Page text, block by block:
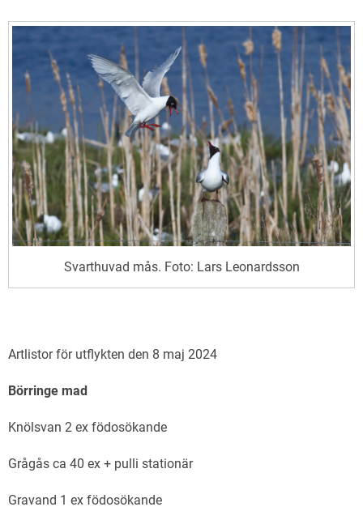
Svarthuvad mås. Foto: Lars Leonardsson
Artlistor för utflykten den 8 maj 2024
Börringe mad
Knölsvan 2 ex födosökande
Grågås ca 40 ex + pulli stationär
Gravand 1 ex födosökande